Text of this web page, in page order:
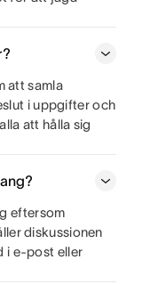
att samla
i uppgifter och
att hålla sig
eftersom
diskussionen
i e-post eller